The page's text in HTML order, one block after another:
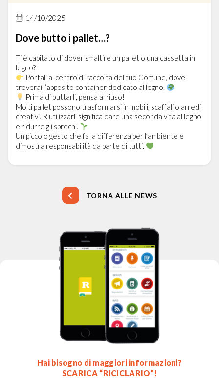
14/10/2025
Dove butto i pallet…?
Ti è capitato di dover smaltire un pallet o una cassetta in
legno?
Portali al centro di raccolta del tuo Comune, dove
troverai l’apposito container dedicato al legno.
Prima di buttarli, pensa al riuso!
Molti pallet possono trasformarsi in mobili, scaffali o arredi
creativi. Riutilizzarli significa dare una seconda vita al legno
e ridurre gli sprechi.
Un piccolo gesto che fa la differenza per l’ambiente e
dimostra responsabilità da parte di tutti.
TORNA ALLE NEWS
Hai bisogno di maggiori informazioni?
SCARICA “RICICLARIO”!